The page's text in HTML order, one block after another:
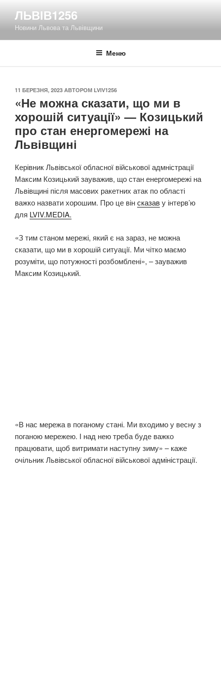
вмісту
ЛЬВІВ1256
Новини Львова та Львівщини
Меню
ОПУБЛІКОВАНО
11 БЕРЕЗНЯ, 2023 АВТОРОМ LVIV1256
«Не можна сказати, що ми в
хорошій ситуації» — Козицький
про стан енергомережі на
Львівщині
Керівник Львівської обласної військової адмністрації
Максим Козицький зауважив, що стан енергомережі на
Львівщині після масових ракетних атак по області
важко назвати хорошим. Про це вінсказаву інтерв’ю
для LVIV.MEDIA.
«З тим станом мережі, який є на зараз, не можна
сказати, що ми в хорошій ситуації. Ми чітко маємо
розуміти, що потужності розбомблені», – зауважив
Максим Козицький.
«В нас мережа в поганому стані. Ми входимо у весну з
поганою мережею. І над нею треба буде важко
працювати, щоб витримати наступну зиму» – каже
очільник Львівської обласної військової адміністрації.